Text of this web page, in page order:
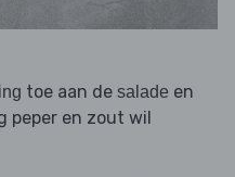
toe aan de salade en
peper en zout wil